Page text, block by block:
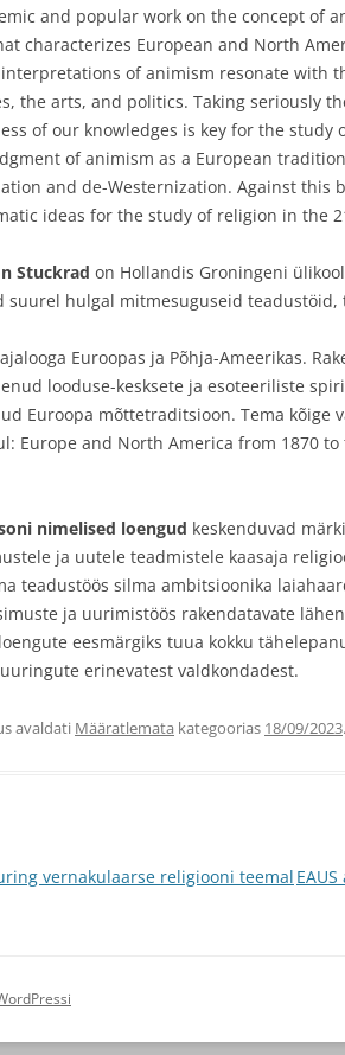
and popular work on the concept of
characterizes European and North
of animism resonate with
the arts, and politics. Taking seriously
of our knowledges is key for the
of animism as a European
and de-Westernization. Against this
ideas for the study of religion in the
Stuckrad on Hollandis Groningeni
suurel hulgal mitmesuguseid teadustöid,
Euroopas ja Põhja-Ameerikas.
looduse-kesksete ja esoteeriliste
Euroopa mõttetraditsioon. Tema kõige
Europe and North America from 1870
nimelised loengud keskenduvad
ja uutele teadmistele kaasaja
teadustöös silma ambitsioonika
ja uurimistöös rakendatavate
eesmärgiks tuua kokku
erinevatest valdkondadest.
avaldati Määratlemata kategoorias 18/09/2023.
vernakulaarse religiooni teemal